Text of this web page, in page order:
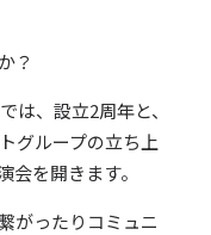
？
は、設立2周年と、
グループの立ち上
会を開きます。
がったりコミュニ